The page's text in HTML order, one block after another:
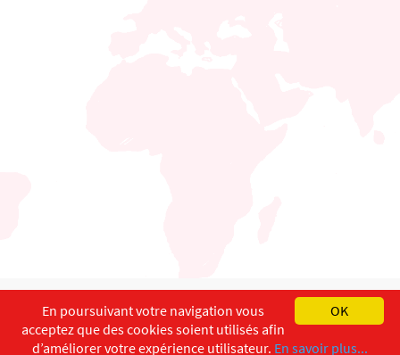
English Français
Copyright ©ISEC-AdW Aspects légaux
OK
En poursuivant votre navigation vous
acceptez que des cookies soient utilisés afin
d’améliorer votre expérience utilisateur. En savoir plus...